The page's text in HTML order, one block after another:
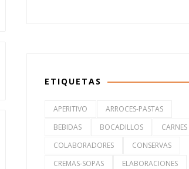
ETIQUETAS
APERITIVO
ARROCES-PASTAS
BEBIDAS
BOCADILLOS
CARNES
COLABORADORES
CONSERVAS
CREMAS-SOPAS
ELABORACIONES